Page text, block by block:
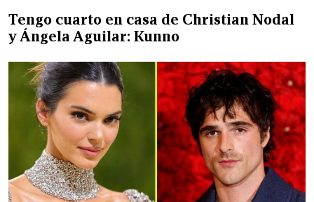
Tengo cuarto en casa de Christian Nodal
y Ángela Aguilar: Kunno